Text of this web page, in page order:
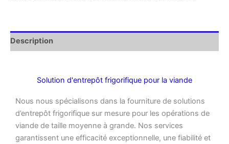
Description
Solution d'entrepôt frigorifique pour la viande
Nous nous spécialisons dans la fourniture de solutions
d’entrepôt frigorifique sur mesure pour les opérations de
viande de taille moyenne à grande. Nos services
garantissent une efficacité exceptionnelle, une fiabilité et